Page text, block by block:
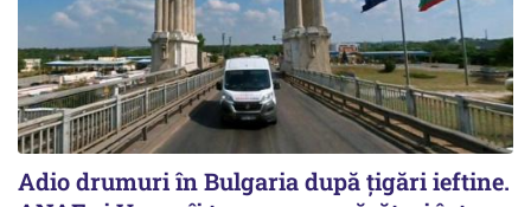
Adio drumuri în Bulgaria după țigări ieftine.